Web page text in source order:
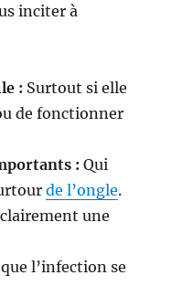
inciter à
: Surtout si elle
de fonctionner
: Qui
de l’ongle.
une
l’infection se